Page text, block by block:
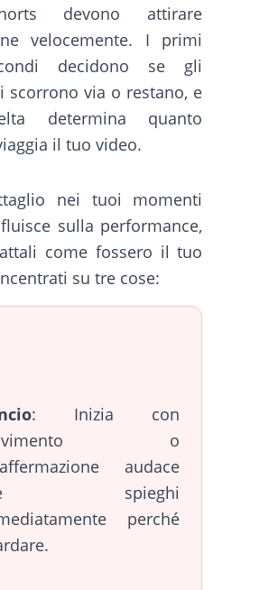
devono attirare
velocemente. I primi
decidono se gli
scorrono via o restano, e
determina quanto
il tuo video.
nei tuoi momenti
sulla performance,
come fossero il tuo
su tre cose:
: Inizia con
o
audace
spieghi
perché